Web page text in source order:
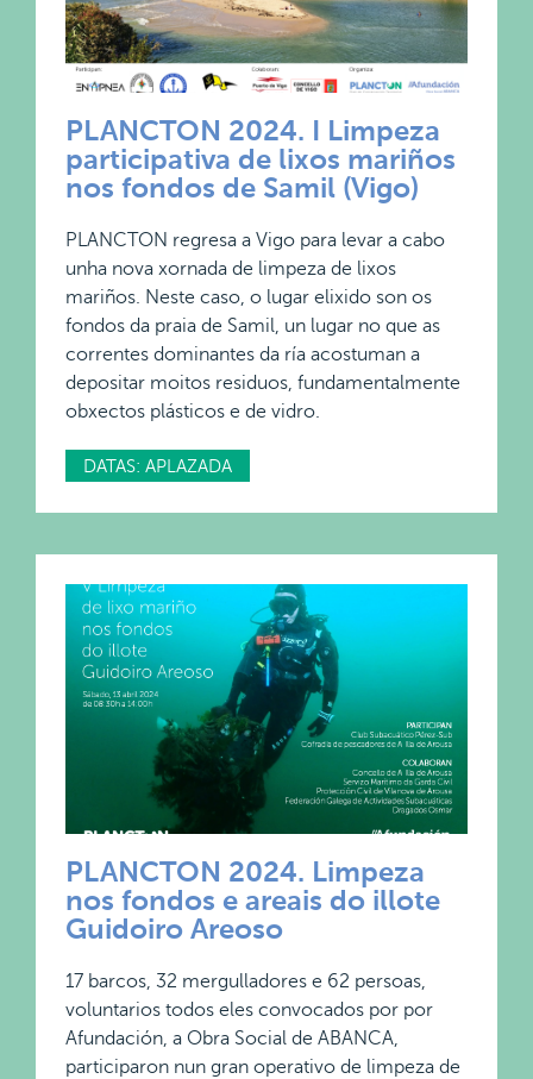
PLANCTON 2024. I Limpeza
participativa de lixos mariños
nos fondos de Samil (Vigo)
PLANCTON regresa a Vigo para levar a cabo
unha nova xornada de limpeza de lixos
mariños. Neste caso, o lugar elixido son os
fondos da praia de Samil, un lugar no que as
correntes dominantes da ría acostuman a
depositar moitos residuos, fundamentalmente
obxectos plásticos e de vidro.
DATAS: APLAZADA
PLANCTON 2024. Limpeza
nos fondos e areais do illote
Guidoiro Areoso
17 barcos, 32 mergulladores e 62 persoas,
voluntarios todos eles convocados por por
Afundación, a Obra Social de ABANCA,
participaron nun gran operativo de limpeza de